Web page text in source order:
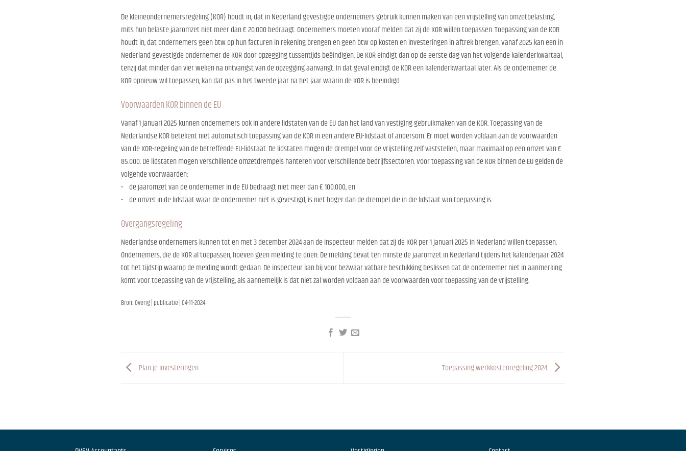
De kleineondernemersregeling (KOR) houdt in, dat in Nederland gevestigde ondernemers gebruik kunnen maken van een vrijstelling van omzetbelasting,
mits hun belaste jaaromzet niet meer dan € 20.000 bedraagt. Ondernemers moeten vooraf melden dat zij de KOR willen toepassen. Toepassing van de KOR
houdt in, dat ondernemers geen btw op hun facturen in rekening brengen en geen btw op kosten en investeringen in aftrek brengen. Vanaf 2025 kan een in
Nederland gevestigde ondernemer de KOR door opzegging tussentijds beëindigen. De KOR eindigt dan op de eerste dag van het volgende kalenderkwartaal,
tenzij dat minder dan vier weken na ontvangst van de opzegging aanvangt. In dat geval eindigt de KOR een kalenderkwartaal later. Als de ondernemer de
KOR opnieuw wil toepassen, kan dat pas in het tweede jaar na het jaar waarin de KOR is beëindigd.
Voorwaarden KOR binnen de EU
Vanaf 1 januari 2025 kunnen ondernemers ook in andere lidstaten van de EU dan het land van vestiging gebruikmaken van de KOR. Toepassing van de
Nederlandse KOR betekent niet automatisch toepassing van de KOR in een andere EU-lidstaat of andersom. Er moet worden voldaan aan de voorwaarden
van de KOR-regeling van de betreffende EU-lidstaat. De lidstaten mogen de drempel voor de vrijstelling zelf vaststellen, maar maximaal op een omzet van €
85.000. De lidstaten mogen verschillende omzetdrempels hanteren voor verschillende bedrijfssectoren. Voor toepassing van de KOR binnen de EU gelden de
volgende voorwaarden:
• de jaaromzet van de ondernemer in de EU bedraagt niet meer dan € 100.000, en
• de omzet in de lidstaat waar de ondernemer niet is gevestigd, is niet hoger dan de drempel die in die lidstaat van toepassing is.
Overgangsregeling
Nederlandse ondernemers kunnen tot en met 3 december 2024 aan de inspecteur melden dat zij de KOR per 1 januari 2025 in Nederland willen toepassen.
Ondernemers, die de KOR al toepassen, hoeven geen melding te doen. De melding bevat ten minste de jaaromzet in Nederland tijdens het kalenderjaar 2024
tot het tijdstip waarop de melding wordt gedaan. De inspecteur kan bij voor bezwaar vatbare beschikking beslissen dat de ondernemer niet in aanmerking
komt voor toepassing van de vrijstelling, als aannemelijk is dat niet zal worden voldaan aan de voorwaarden voor toepassing van de vrijstelling.
Bron: Overig | publicatie | 04-11-2024
Plan je investeringen Toepassing werkkostenregeling 2024